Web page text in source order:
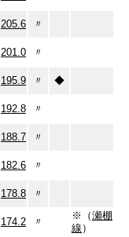
205.6 〃
201.0 〃
195.9 〃 ◆
192.8 〃
188.7 〃
182.6 〃
178.8 〃
174.2 〃
※（瀬棚
線 ）